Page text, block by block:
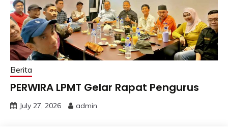
Berita
PERWIRA LPMT Gelar Rapat Pengurus
July 27, 2026 admin